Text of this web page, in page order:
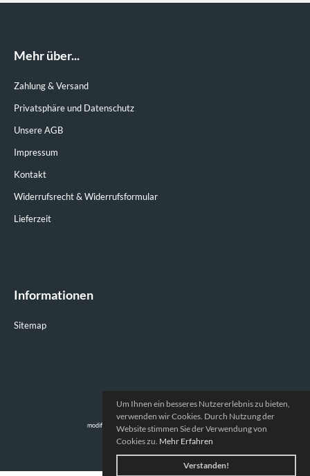
Mehr über...
Zahlung & Versand
Privatsphäre und Datenschutz
Unsere AGB
Impressum
Kontakt
Widerrufsrecht & Widerrufsformular
Lieferzeit
Informationen
Sitemap
modified eCommerce Shopsoftware © 2009-2026
Um Ihnen ein besseres Nutzererlebnis zu bieten,
verwenden wir Cookies. Durch Nutzung der
Website stimmen Sie der Verwendung von
Cookies zu. Mehr Erfahren
Verstanden!